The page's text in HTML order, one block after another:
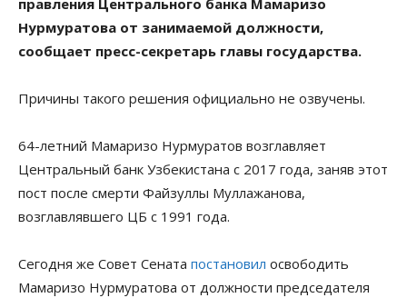
Нурмуратова от занимаемой должности,
сообщает пресс-секретарь главы государства.
Причины такого решения официально не озвучены.
64-летний Мамаризо Нурмуратов возглавляет
Центральный банк Узбекистана с 2017 года, заняв этот
пост после смерти Файзуллы Муллажанова,
возглавлявшего ЦБ с 1991 года.
Сегодня же Совет Сената постановил освободить
Мамаризо Нурмуратова от должности председателя